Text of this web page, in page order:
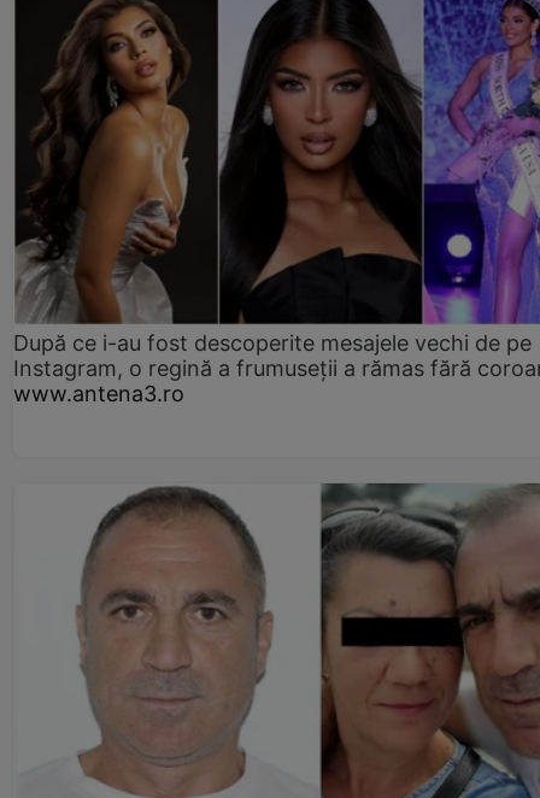
După ce i-au fost descoperite mesajele vechi de pe
Instagram, o regină a frumuseții a rămas fără
www.antena3.ro